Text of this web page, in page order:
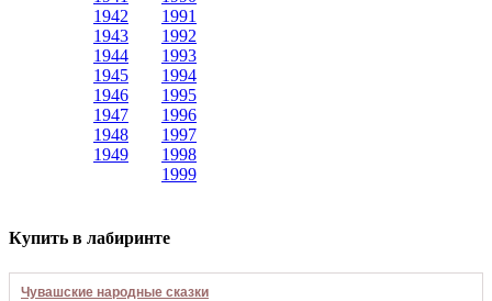
1942
1943
1944
1945
1946
1947
1948
1949
1991
1992
1993
1994
1995
1996
1997
1998
1999
Купить в лабиринте
Чувашские народные сказки